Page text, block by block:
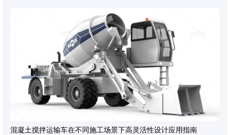
混凝土搅拌运输车在不同施工场景下高灵活性设计应用指南